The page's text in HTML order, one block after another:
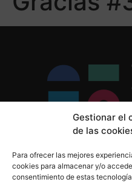
Gestionar el
de las
Para ofrecer las mejores
cookies para almacenar y/o
consentimiento de estas
Política